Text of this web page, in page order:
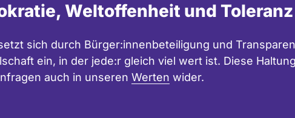
Weltoffenheit und Toleranz
sich durch Bürger:innenbeteiligung und
ein, in der jede:r gleich viel wert ist. Diese
auch in unseren Werten wider.